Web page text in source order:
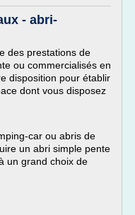
- abri-
des prestations de
ou commercialisés en
disposition pour établir
dont vous disposez
car ou abris de
un abri simple pente
un grand choix de